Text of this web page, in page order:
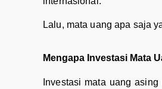
Lalu, mata uang apa saja
Mengapa Investasi Mata
Investasi mata uang